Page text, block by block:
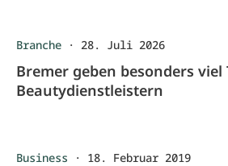
Branche · 28. Juli 2026
Bremer geben besonders viel
Beautydienstleistern
Business · 18. Februar 2019